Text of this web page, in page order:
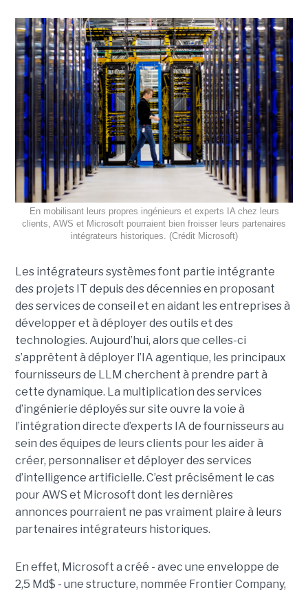
En mobilisant leurs propres ingénieurs et experts IA chez leurs
clients, AWS et Microsoft pourraient bien froisser leurs partenaires
intégrateurs historiques. (Crédit Microsoft)
Les intégrateurs systèmes font partie intégrante
des projets IT depuis des décennies en proposant
des services de conseil et en aidant les entreprises à
développer et à déployer des outils et des
technologies. Aujourd’hui, alors que celles-ci
s’apprêtent à déployer l’IA agentique, les principaux
fournisseurs de LLM cherchent à prendre part à
cette dynamique. La multiplication des services
d’ingénierie déployés sur site ouvre la voie à
l’intégration directe d’experts IA de fournisseurs au
sein des équipes de leurs clients pour les aider à
créer, personnaliser et déployer des services
d’intelligence artificielle. C’est précisément le cas
pour AWS et Microsoft dont les dernières
annonces pourraient ne pas vraiment plaire à leurs
partenaires intégrateurs historiques.
En effet, Microsoft a créé - avec une enveloppe de
2,5 Md$ - une structure, nommée Frontier Company,